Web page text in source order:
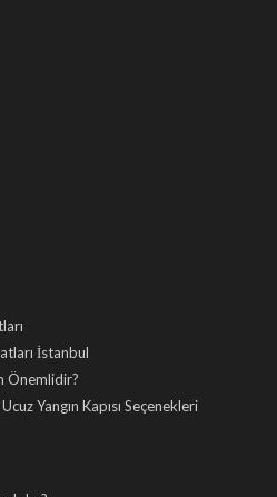
İstanbul
Önemlidir?
Yangın Kapısı Seçenekleri